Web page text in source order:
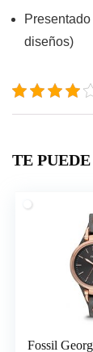
diseños)
TE
Fossil